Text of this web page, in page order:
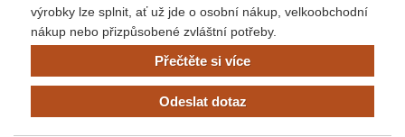
výrobky lze splnit, ať už jde o osobní nákup, velkoobchodní
nákup nebo přizpůsobené zvláštní potřeby.
Přečtěte si více
Odeslat dotaz